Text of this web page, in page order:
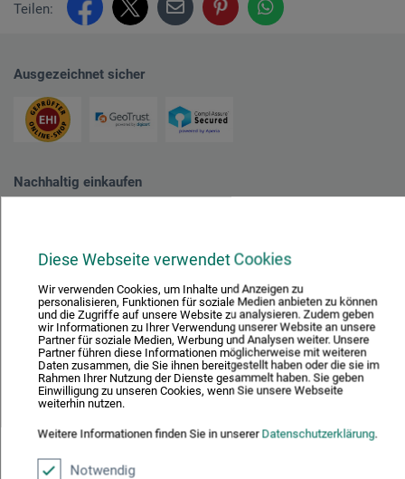
Diese Webseite verwendet Cookies
Wir verwenden Cookies, um Inhalte und Anzeigen zu
personalisieren, Funktionen für soziale Medien anbieten zu können
und die Zugriffe auf unsere Website zu analysieren. Zudem geben
wir Informationen zu Ihrer Verwendung unserer Website an unsere
Partner für soziale Medien, Werbung und Analysen weiter. Unsere
Partner führen diese Informationen möglicherweise mit weiteren
Daten zusammen, die Sie ihnen bereitgestellt haben oder die sie im
Rahmen Ihrer Nutzung der Dienste gesammelt haben. Sie geben
Einwilligung zu unseren Cookies, wenn Sie unsere Webseite
weiterhin nutzen.
Weitere Informationen finden Sie in unserer Datenschutzerklärung.
Notwendig
Teilen:
Ausgezeichnet sicher
Nachhaltig einkaufen
Mit diesem Logo möchten wir zeigen, dass wir Kunde bei Der Grüne Punkt –
Duales System Deutschland GmbH sind und unsere Verkaufsverpackungen
für Deutschland am dualen System Der Grüne Punkt beteiligen.
Weitere Informationen zu unserer Teilnahme können Sie diesemZertifikat
entnehmen.
Zahlungsarten im Onlineshop